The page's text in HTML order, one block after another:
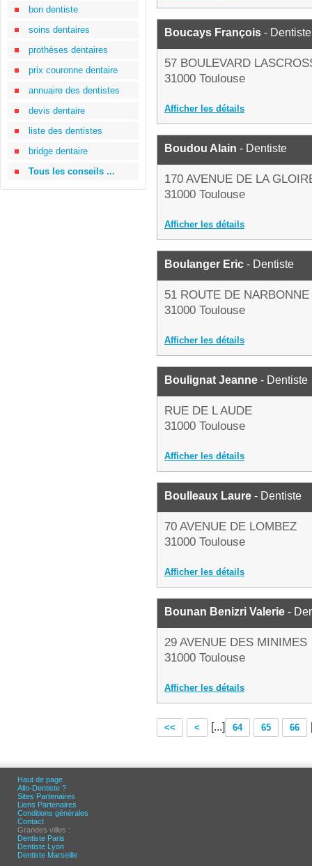
bon dentiste
soins dentaires
prothèses dentaires
prix couronne dentaire
annuaire des dentistes
devis dentaire
liste des dentistes
bridge dentaire
Tous les conseils ...
Boucays François - Dentiste
57 BOULEVARD
31000 Toulouse
Afficher les détails
Boudou Alain - Dentiste
170 AVENUE DE LA
31000 Toulouse
Afficher les détails
Boulanger Eric - Dentiste
51 ROUTE DE NARBONNE
31000 Toulouse
Afficher les détails
Boulignat Jeanne - Dentiste
RUE DE L AUDE
31000 Toulouse
Afficher les détails
Boulleaux Laure - Dentiste
70 AVENUE DE LOMBEZ
31000 Toulouse
Afficher les détails
Bounan Benizri Valerie -
29 AVENUE DES MINIMES
31000 Toulouse
Afficher les détails
<< < [...] 64 65 66
Haut de page
Allo-Dentiste ?
Sites Partenaires
Liens Partenaires
Conditions générales
Contact
Grandes villes :
Dentiste Paris
Dentiste Lyon
Dentiste Marseille